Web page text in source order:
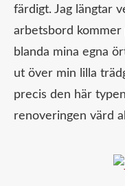
färdigt. Jag längtar
arbetsbord kommer
blanda mina egna
ut över min lilla
precis den här
renoveringen värd